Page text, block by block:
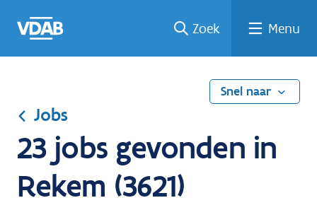
naar
een
een
job
naar
Zoek Menu
Snel naar
Jobs
23 jobs gevonden in
Rekem (3621)